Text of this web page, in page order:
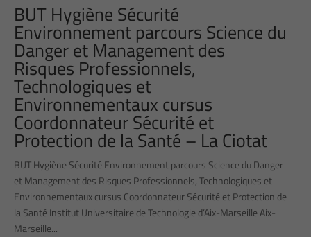
BUT Hygiène Sécurité
Environnement parcours Science du
Danger et Management des
Risques Professionnels,
Technologiques et
Environnementaux cursus
Coordonnateur Sécurité et
Protection de la Santé – La Ciotat
BUT Hygiène Sécurité Environnement parcours Science du Danger
et Management des Risques Professionnels, Technologiques et
Environnementaux cursus Coordonnateur Sécurité et Protection de
la Santé Institut Universitaire de Technologie d’Aix-Marseille Aix-
Marseille...